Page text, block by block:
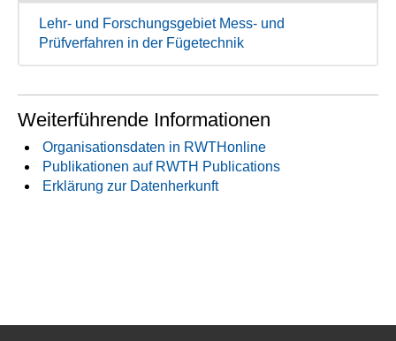
Lehr- und Forschungsgebiet Mess- und
Prüfverfahren in der Fügetechnik
Weiterführende Informationen
Organisationsdaten in RWTHonline
Publikationen auf RWTH Publications
Erklärung zur Datenherkunft